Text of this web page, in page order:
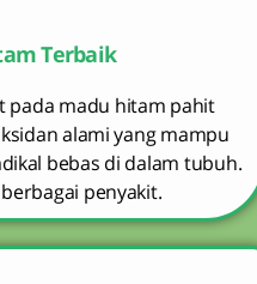
Terbaik
pada madu hitam pahit
alami yang mampu
bebas di dalam tubuh.
penyakit.